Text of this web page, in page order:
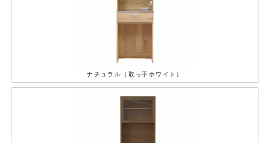
ナチュラル（取っ手ホワイト）